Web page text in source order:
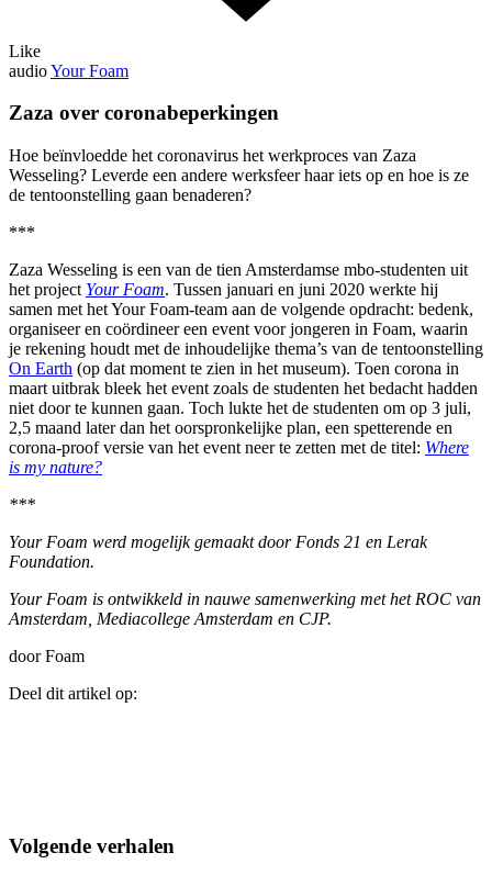
Like
audioYour Foam
Zaza over coronabeperkingen
Hoe beïnvloedde het coronavirus het werkproces van Zaza
Wesseling? Leverde een andere werksfeer haar iets op en hoe is ze
de tentoonstelling gaan benaderen?
***
Zaza Wesseling is een van de tien Amsterdamse mbo-studenten uit
het project Your Foam. Tussen januari en juni 2020 werkte hij
samen met het Your Foam-team aan de volgende opdracht: bedenk,
organiseer en coördineer een event voor jongeren in Foam, waarin
je rekening houdt met de inhoudelijke thema’s van de tentoonstelling
On Earth (op dat moment te zien in het museum). Toen corona in
maart uitbrak bleek het event zoals de studenten het bedacht hadden
niet door te kunnen gaan. Toch lukte het de studenten om op 3 juli,
2,5 maand later dan het oorspronkelijke plan, een spetterende en
corona-proof versie van het event neer te zetten met de titel: Where
is my nature?
***
Your Foam werd mogelijk gemaakt door Fonds 21 en Lerak
Foundation.
Your Foam is ontwikkeld in nauwe samenwerking met het ROC van
Amsterdam, Mediacollege Amsterdam en CJP.
door Foam
Deel dit artikel op:
Volgende verhalen